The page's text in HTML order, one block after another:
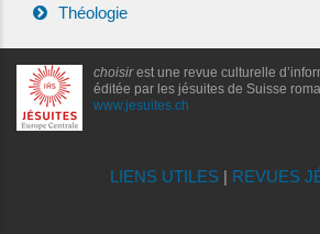
Théologie
choisirest une revue culturelle
éditée par les jésuites de Suisse
www.jesuites.ch
LIENS UTILES| REVUES